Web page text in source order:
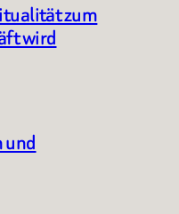
zum
wird
und